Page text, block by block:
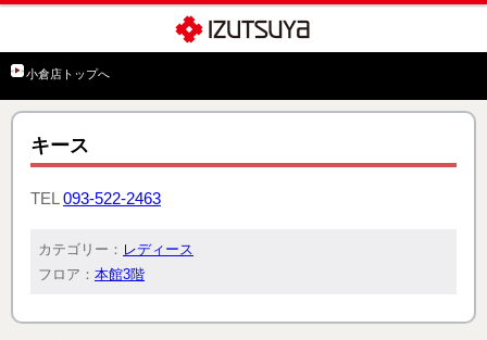
小倉店トップへ
キース
TEL 093-522-2463
カテゴリー： レディース
フロア： 本館3階